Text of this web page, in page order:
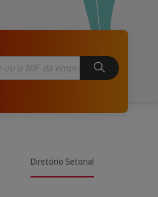
Diretório Setorial